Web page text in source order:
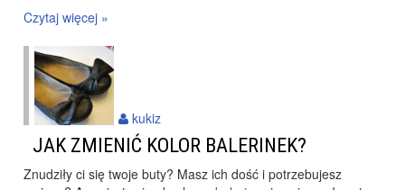
Czytaj więcej »
JAK ZMIENIĆ KOLOR BALERINEK?
Znudziły ci się twoje buty? Masz ich dość i potrzebujesz
kukiz